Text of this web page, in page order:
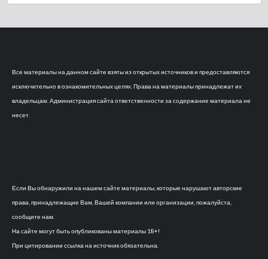
Все материалы на данном сайте взяты из открытых источников и предоставляются
исключительно в ознакомительных целях. Права на материалы принадлежат их
владельцам. Администрация сайта ответственности за содержание материала не
несет.
Если Вы обнаружили на нашем сайте материалы, которые нарушают авторские
права, принадлежащие Вам, Вашей компании или организации, пожалуйста,
сообщите нам.
На сайте могут быть опубликованы материалы 18+!
При цитировании ссылка на источник обязательна.